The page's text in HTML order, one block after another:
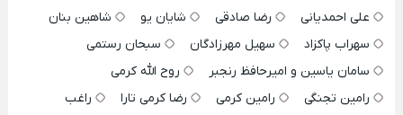
علی احمدیانی
رضا صادقی شایان یو
شاهین بنان
سهراب پاکزاد
سهیل مهرزادگان
سبحان رستمی
سامان یاسین و امیرحافظ رنجبر
روح الله کرمی
رامین تجنگی
رامین کرمی رضا کرمی تارا
راغب